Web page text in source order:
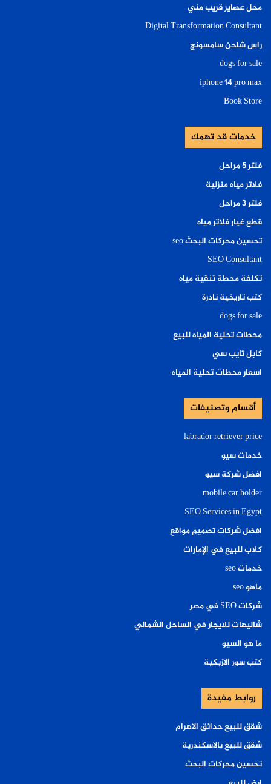
محل عصاير قريب مني
Digital Transformation Consultant
راس شاحن سامسونج
dogs for sale
iphone 14 pro max
Book Store
خدمات قد تهمك
فلتر ٥ مراحل
فلاتر مياه منزلية
فلتر ٣ مراحل
قطع غيار فلاتر مياه
تحسين محركات البحث seo
SEO Consultant
تكلفة محطة تنقية مياه
كتب تاريخية نادرة
dogs for sale
محطات تحلية المياه للبيع
كابل تايب سي
اسعار محطات تحلية المياه
أقسام وتصنيفات
labrador retriever price
خدمات سيو
افضل شركة سيو
mobile car holder
SEO Services in Egypt
افضل شركات تصميم مواقع
كلاب للبيع في الإمارات
خدمات seo
ماهو seo
شركات SEO في مصر
شاليهات للايجار في الساحل الشمالي
ما هو السيو
كتب سور الازبكية
روابط مفيدة
شقق للبيع حدائق الاهرام
شقق للبيع بالاسكندرية
تحسين محركات البحث